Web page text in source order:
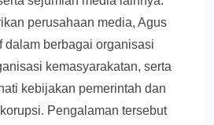
perusahaan media, Agus
dalam berbagai organisasi
kemasyarakatan, serta
kebijakan pemerintah dan
Pengalaman tersebut